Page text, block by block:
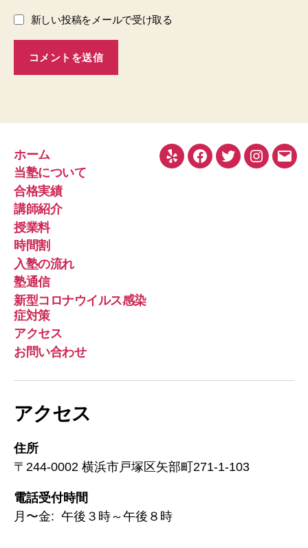
新しい投稿をメールで受け取る
ホーム
当塾について
合格実績
講師紹介
授業料
時間割
入塾の流れ
塾通信
新型コロナウイルス感染
症対策
アクセス
お問い合わせ
Yelp Facebook
Twitter
メ
アクセス
住所
〒244-0002 横浜市戸塚区矢部町271-1-103
電話受付時間
月〜金: 午後３時～午後８時